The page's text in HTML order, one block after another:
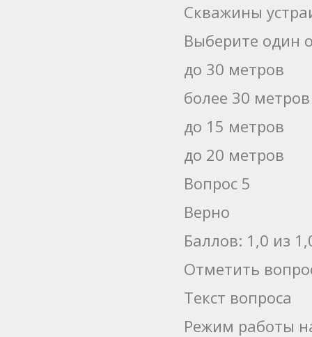
Скважины
Выберите один
до 30 метров
более 30 метров
до 15 метров
до 20 метров
Вопрос 5
Верно
Баллов: 1,0 из
Отметить
Текст вопроса
Режим работы